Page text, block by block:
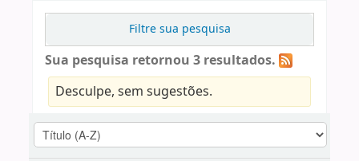
Filtre sua pesquisa
Sua pesquisa retornou 3 resultados.
Desculpe, sem sugestões.